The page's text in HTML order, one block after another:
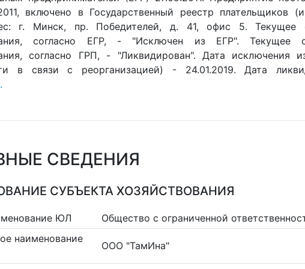
включено в Государственный реестр плательщиков
г. Минск, пр. Победителей, д. 41, офис 5. Текущее
согласно ЕГР, - "Исключен из ЕГР". Текущее
согласно ГРП, - "Ликвидирован". Дата исключения
в связи с реорганизацией) - 24.01.2019. Дата
СВЕДЕНИЯ
СУБЪЕКТА ХОЗЯЙСТВОВАНИЯ
ЮЛ
Общество с ограниченной
наименование
ООО "ТамИна"